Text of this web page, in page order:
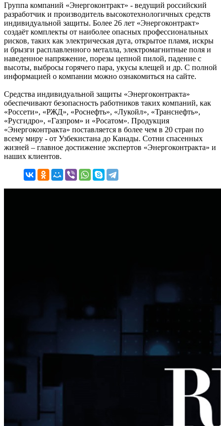
Группа компаний «Энергоконтракт» - ведущий российский
разработчик и производитель высокотехнологичных средств
индивидуальной защиты. Более 26 лет «Энергоконтракт»
создаёт комплекты от наиболее опасных профессиональных
рисков, таких как электрическая дуга, открытое пламя, искры
и брызги расплавленного металла, электромагнитные поля и
наведенное напряжение, порезы цепной пилой, падение с
высоты, выбросы горячего пара, укусы клещей и др. С полной
информацией о компании можно ознакомиться на сайте.
Средства индивидуальной защиты «Энергоконтракта»
обеспечивают безопасность работников таких компаний, как
«Россети», «РЖД», «Роснефть», «Лукойл», «Транснефть»,
«Русгидро», «Газпром» и «Росатом». Продукция
«Энергоконтракта» поставляется в более чем в 20 стран по
всему миру - от Узбекистана до Канады. Сотни спасенных
жизней – главное достижение экспертов «Энергоконтракта» и
наших клиентов.